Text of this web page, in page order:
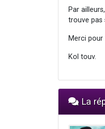
Par
trouve pas
Merci
Kol touv.
La